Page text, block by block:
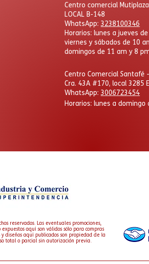
Centro comercial
LOCAL B-148
WhatsApp:3238100346
Horarios: lunes a jueves
viernes y sábados de 10
domingos de 11 am y 8
​Centro Comercial Santafé
Cra. 43A #170, local 3285
WhatsApp:3006723454
Horarios: lunes a domingo
reservados. Las eventuales promociones,
aquí son válidos sólo para compras
diseños aquí publicados son propiedad de la
total o parcial sin autorización previa.